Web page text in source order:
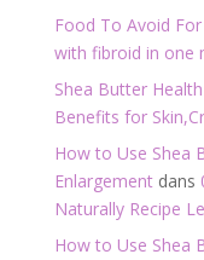
Food To Avoid
with fibroid in one
Shea Butter
Benefits for
How to Use Shea
Enlargementdans
Naturally Recipe
How to Use Shea